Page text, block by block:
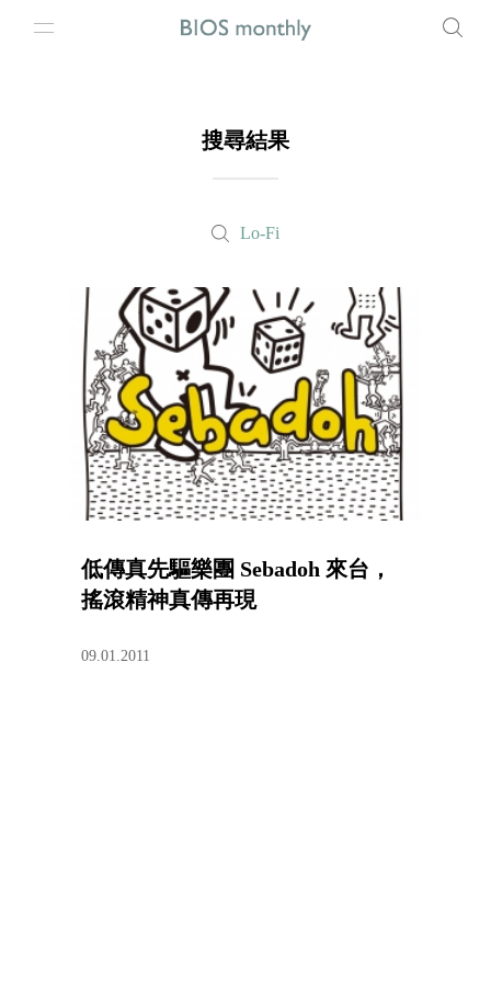
搜尋結果
Lo-Fi
低傳真先驅樂團 Sebadoh 來台，
搖滾精神真傳再現
09.01.2011